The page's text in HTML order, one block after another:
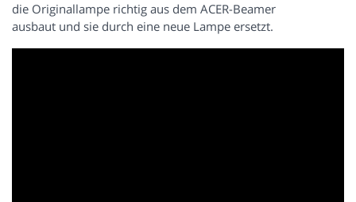
die Originallampe richtig aus dem ACER-Beamer
ausbaut und sie durch eine neue Lampe ersetzt.